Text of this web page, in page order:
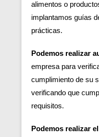
alimentos o
implantamos guías
prácticas.
Podemos realizar
empresa para
cumplimiento de su
verificando que
requisitos.
Podemos realizar